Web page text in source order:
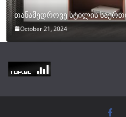
თანამედროვე სტილის
October 21, 2024